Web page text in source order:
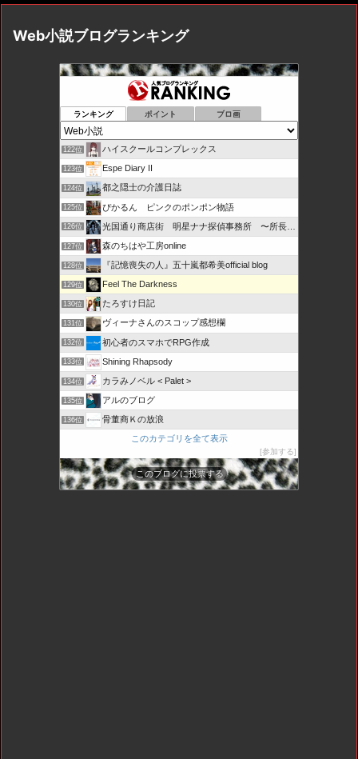
Web小説ブログランキング
ランキング ポイント ブロ画
122位 ハイスクールコンプレックス
123位 Espe Diary II
124位 都之隠士の介護日誌
125位 ぴかるん ピンクのポンポン物語
126位 光国通り商店街 明星ナナ探偵事務所 〜所長とカプセル局員たち
127位 森のちはや工房online
128位 『記憶喪失の人』五十嵐都希美official blog
129位 Feel The Darkness
130位 たろすけ日記
131位 ヴィーナさんのスコップ感想欄
132位 初心者のスマホでRPG作成
133位 Shining Rhapsody
134位 カラみノベル < Palet >
135位 アルのブログ
136位
骨董商Ｋの放浪
このカテゴリを全て表示
参加する
このブログに投票する